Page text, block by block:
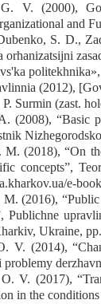
V. (2000),
and
S. D.,
(2012),
P. Surmin (zast.
(2008), “Basic
M. (2018), “On
concepts”,
e-
(2016),
Publichne
Ukraine,
V. (2014),
problemy
V. (2017),
in the